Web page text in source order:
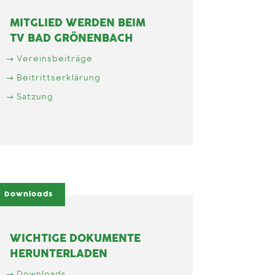
MITGLIED WERDEN BEIM
TV BAD GRÖNENBACH
Vereinsbeiträge
Beitrittserklärung
Satzung
Downloads
WICHTIGE DOKUMENTE
HERUNTERLADEN